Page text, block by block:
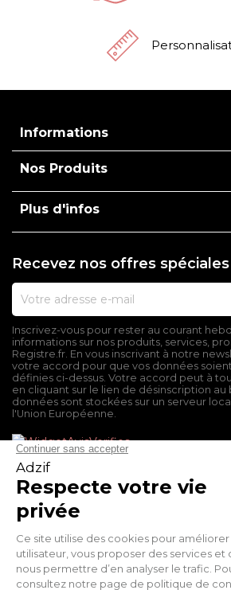
Informations
Nos Produits
Plus d'infos
Recevez nos offres spéciales
Inscrivez-vous pour rester au courant
informations sur nos produits, services,
Registre.fr. En vous inscrivant à notre
votre accord pour que vos données
définies ci-dessus. Votre accord peut à
en cliquant sur le lien de désinscription au
données sont stockées sur un serveur
l'Union Européenne.
Conditions générales
Politique de